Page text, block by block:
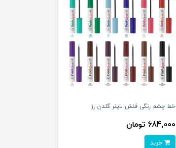
خط چشم رنگی فلش لاینر گلدن رز
684,000 تومان
خرید